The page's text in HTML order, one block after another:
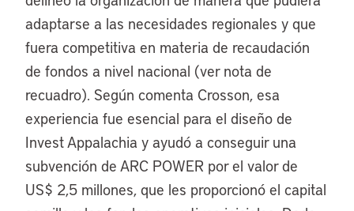
adaptarse a las necesidades regionales y que
fuera competitiva en materia de recaudación
de fondos a nivel nacional (ver nota de
recuadro). Según comenta Crosson, esa
experiencia fue esencial para el diseño de
Invest Appalachia y ayudó a conseguir una
subvención de ARC POWER por el valor de
US$ 2,5 millones, que les proporcionó el capital